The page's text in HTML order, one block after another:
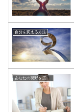
自分を変える方法
あなたの視野を広げる方法